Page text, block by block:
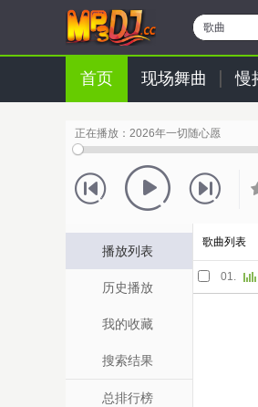
歌曲
首页 现场舞曲 慢
正在播放： 2026年一切随心愿
播放列表
历史播放
我的收藏
搜索结果
总排行榜
歌曲列表
01.